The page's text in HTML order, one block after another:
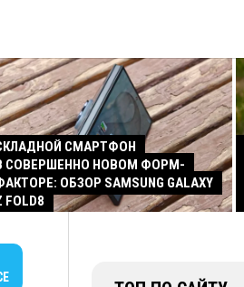
СМАРТФОН
СОВЕРШЕННО НОВОМ ФОРМ-
ОБЗОР SAMSUNG GALAXY
FOLD8